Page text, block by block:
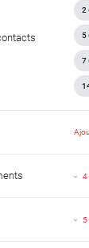
2
5
7
4
5